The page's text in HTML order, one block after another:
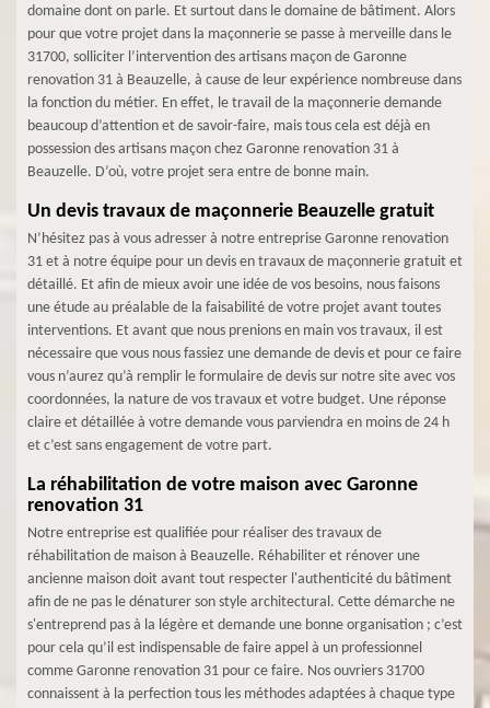
domaine dont on parle. Et surtout dans le domaine de bâtiment. Alors
pour que votre projet dans la maçonnerie se passe à merveille dans le
31700, solliciter l’intervention des artisans maçon de Garonne
renovation 31 à Beauzelle, à cause de leur expérience nombreuse dans
la fonction du métier. En effet, le travail de la maçonnerie demande
beaucoup d’attention et de savoir-faire, mais tous cela est déjà en
possession des artisans maçon chez Garonne renovation 31 à
Beauzelle. D’où, votre projet sera entre de bonne main.
Un devis travaux de maçonnerie Beauzelle gratuit
N’hésitez pas à vous adresser à notre entreprise Garonne renovation
31 et à notre équipe pour un devis en travaux de maçonnerie gratuit et
détaillé. Et afin de mieux avoir une idée de vos besoins, nous faisons
une étude au préalable de la faisabilité de votre projet avant toutes
interventions. Et avant que nous prenions en main vos travaux, il est
nécessaire que vous nous fassiez une demande de devis et pour ce faire
vous n’aurez qu’à remplir le formulaire de devis sur notre site avec vos
coordonnées, la nature de vos travaux et votre budget. Une réponse
claire et détaillée à votre demande vous parviendra en moins de 24 h
et c’est sans engagement de votre part.
La réhabilitation de votre maison avec Garonne
renovation 31
Notre entreprise est qualifiée pour réaliser des travaux de
réhabilitation de maison à Beauzelle. Réhabiliter et rénover une
ancienne maison doit avant tout respecter l'authenticité du bâtiment
afin de ne pas le dénaturer son style architectural. Cette démarche ne
s'entreprend pas à la légère et demande une bonne organisation ; c’est
pour cela qu’il est indispensable de faire appel à un professionnel
comme Garonne renovation 31 pour ce faire. Nos ouvriers 31700
connaissent à la perfection tous les méthodes adaptées à chaque type